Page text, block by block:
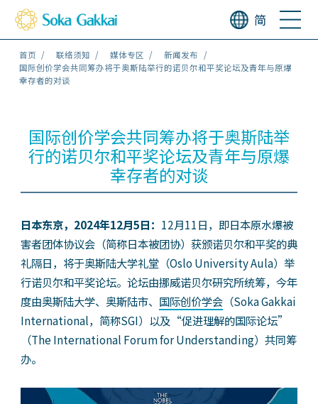
简
首页 联络须知 媒体专区
新闻发布
国际创价学会共同筹办将于奥斯陆举行的诺贝尔和平奖论坛及青年与原爆
幸存者的对谈
国际创价学会共同筹办将于奥斯陆举
行的诺贝尔和平奖论坛及青年与原爆
幸存者的对谈
日本东京，2024年12月5日： 12月11日，即日本原水爆被
害者团体协议会（简称日本被团协）获颁诺贝尔和平奖的典
礼隔日，将于奥斯陆大学礼堂（Oslo University Aula）举
行诺贝尔和平奖论坛。论坛由挪威诺贝尔研究所统筹，今年
度由奥斯陆大学、奥斯陆市、 国际创价学会（Soka Gakkai
International，简称SGI）以及“促进理解的国际论坛”
（The International Forum for Understanding）共同筹
办。